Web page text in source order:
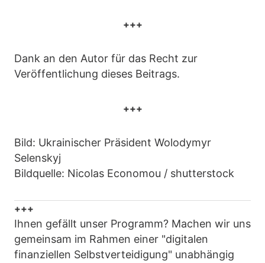
+++
Dank an den Autor für das Recht zur
Veröffentlichung dieses Beitrags.
+++
Bild: Ukrainischer Präsident Wolodymyr
Selenskyj
Bildquelle: Nicolas Economou / shutterstock
+++
Ihnen gefällt unser Programm? Machen wir uns
gemeinsam im Rahmen einer "digitalen
finanziellen Selbstverteidigung" unabhängig